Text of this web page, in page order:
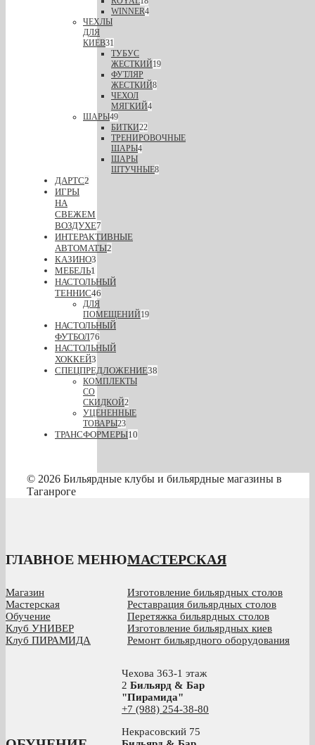
WINNER4
ЧЕХЛЫ
ДЛЯ
КИЕВ31
ТУБУС
ЖЕСТКИЙ19
ФУТЛЯР
ЖЕСТКИЙ8
ЧЕХОЛ
МЯГКИЙ4
ШАРЫ49
БИТКИ22
ТРЕНИРОВОЧНЫЕ
ШАРЫ4
ШАРЫ
ШТУЧНЫЕ8
ДАРТС2
ИГРЫ
НА
СВЕЖЕМ
ВОЗДУХЕ7
ИНТЕРАКТИВНЫЕ
АВТОМАТЫ2
КАЗИНО3
МЕБЕЛЬ1
НАСТОЛЬНЫЙ
ТЕННИС46
ДЛЯ
ПОМЕЩЕНИЙ19
НАСТОЛЬНЫЙ
ФУТБОЛ76
НАСТОЛЬНЫЙ
ХОККЕЙ3
СПЕЦПРЕДЛОЖЕНИЕ38
КОМПЛЕКТЫ
СО
СКИДКОЙ2
УЦЕНЕННЫЕ
ТОВАРЫ23
ТРАНСФОРМЕРЫ10
© 2026 Бильярдные клубы и бильярдные магазины в
Таганроге
ГЛАВНОЕ МЕНЮ
Магазин
Мастерская
Обучение
Клуб УНИВЕР
Клуб ПИРАМИДА
МАСТЕРСКАЯ
Изготовление бильярдных столов
Реставрация бильярдных столов
Перетяжка бильярдных столов
Изготовление бильярдных киев
Ремонт бильярдного оборудования
Чехова 363-1 этаж
2 Бильярд & Бар
"Пирамида"
+7 (988) 254-38-80
Некрасовский 75